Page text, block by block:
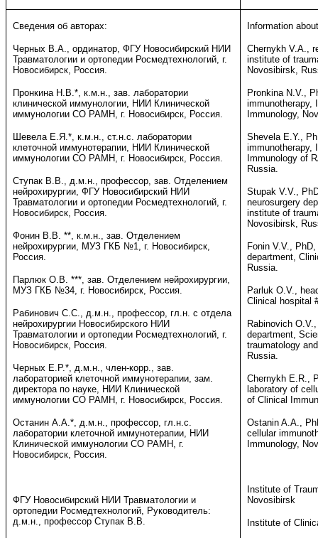
Сведения об авторах:
Черных В.А., ординатор, ФГУ Новосибирский НИИ
Травматологии и ортопедии Росмедтехнологий, г.
Новосибирск, Россия.
Пронкина Н.В.*, к.м.н., зав. лаборатории
клинической иммунологии, НИИ Клинической
иммунологии СО РАМН, г. Новосибирск, Россия.
Шевела Е.Я.*, к.м.н., ст.н.с. лаборатории
клеточной иммунотерапии, НИИ Клинической
иммунологии СО РАМН, г. Новосибирск, Россия.
Ступак В.В., д.м.н., профессор, зав. Отделением
нейрохирургии, ФГУ Новосибирский НИИ
Травматологии и ортопедии Росмедтехнологий, г.
Новосибирск, Россия.
Фонин В.В. **, к.м.н., зав. Отделением
нейрохирургии, МУЗ ГКБ №1, г. Новосибирск,
Россия.
Парлюк О.В. ***, зав. Отделением нейрохирургии,
МУЗ ГКБ №34, г. Новосибирск, Россия.
Рабинович С.С., д.м.н., профессор, гл.н. с отдела
нейрохирургии Новосибирского НИИ
Травматологии и ортопедии Росмедтехнологий, г.
Новосибирск, Россия.
Черных Е.Р.*, д.м.н., член-корр., зав.
лабораторией клеточной иммунотерапии, зам.
директора по науке, НИИ Клинической
иммунологии СО РАМН, г. Новосибирск, Россия.
Останин А.А.*, д.м.н., профессор, гл.н.с.
лаборатории клеточной иммунотерапии, НИИ
Клинической иммунологии СО РАМН, г.
Новосибирск, Россия.
ФГУ Новосибирский НИИ Травматологии и
ортопедии Росмедтехнологий, Руководитель:
д.м.н., профессор Ступак В.В.
Information
Chernykh V.A.,
institute of
Novosibirsk,
Pronkina N.V.,
immunotherapy,
Immunology,
Shevela E.Y.,
immunotherapy,
Immunology of
Russia.
Stupak V.V.,
neurosurgery
institute of
Novosibirsk,
Fonin V.V.,
department,
Russia.
Parluk O.V.,
Clinical hospital
Rabinovich
department,
traumatology
Russia.
Chernykh E.R.,
laboratory of
of Clinical
Ostanin A.A.,
cellular
Immunology,
Institute of
Novosibirsk
Institute of